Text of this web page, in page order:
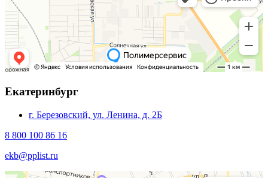
Екатеринбург
г. Березовский, ул. Ленина, д. 2Б
8 800 100 86 16
ekb@pplist.ru